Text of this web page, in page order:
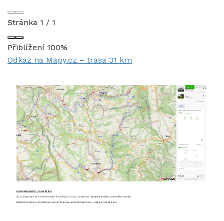
Stránka 1 / 1
Přiblížení 100%
Odkaz na Mapy.cz – trasa 31 km